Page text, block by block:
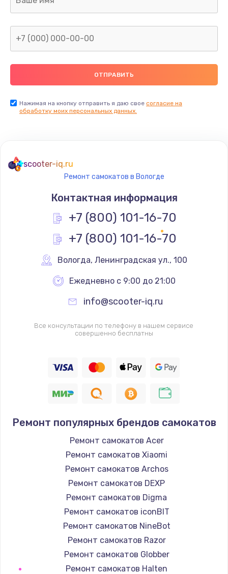
Нажимая на кнопку отправить я даю свое согласие на
обработку моих персональных данных.
scooter-iq.ru
Ремонт самокатов в Вологде
Контактная информация
+7 (800) 101-16-70
+7 (800) 101-16-70
Вологда, Ленинградская ул., 100
Ежедневно с 9:00 до 21:00
info@scooter-iq.ru
Все консультации по телефону в нашем сервисе
совершенно бесплатны
Ремонт популярных брендов самокатов
Ремонт самокатов Acer
Ремонт самокатов Xiaomi
Ремонт самокатов Archos
Ремонт самокатов DEXP
Ремонт самокатов Digma
Ремонт самокатов iconBIT
Ремонт самокатов NineBot
Ремонт самокатов Razor
Ремонт самокатов Globber
Ремонт самокатов Halten